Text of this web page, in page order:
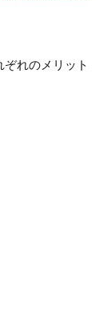
れのメリット